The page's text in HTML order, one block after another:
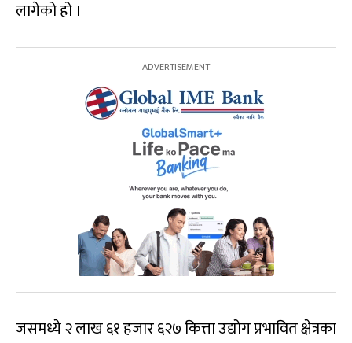
लागेको हो ।
जसमध्ये २ लाख ६१ हजार ६२७ कित्ता उद्योग प्रभावित क्षेत्रका